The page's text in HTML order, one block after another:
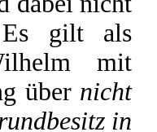
Es gilt als
mit
über nicht
in